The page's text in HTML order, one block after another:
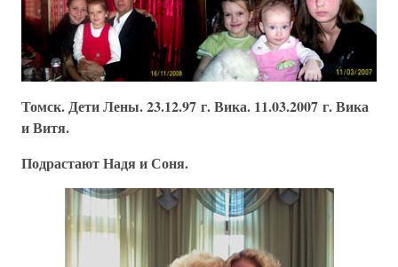
Томск. Дети Лены. 23.12.97 г. Вика. 11.03.2007 г. Вика
и Витя.
Подрастают Надя и Соня.